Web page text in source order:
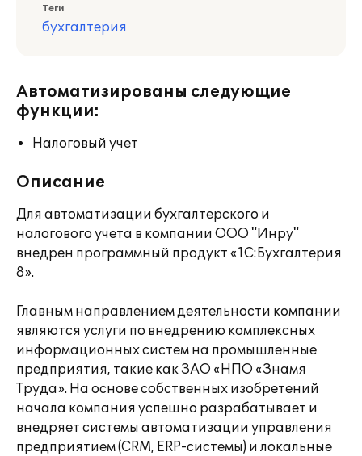
Теги
бухгалтерия
Автоматизированы следующие
функции:
Налоговый учет
Описание
Для автоматизации бухгалтерского и
налогового учета в компании ООО "Инру"
внедрен программный продукт «1C:Бухгалтерия
8».
Главным направлением деятельности компании
являются услуги по внедрению комплексных
информационных систем на промышленные
предприятия, такие как ЗАО «НПО «Знамя
Труда». На основе собственных изобретений
начала компания успешно разрабатывает и
внедряет системы автоматизации управления
предприятием (CRM, ERP-системы) и локальные